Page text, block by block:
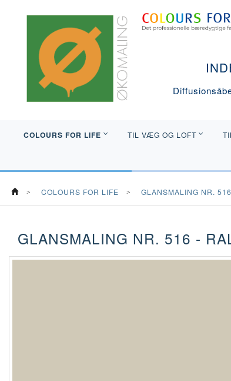
COLOURS FOR LIFE TIL VÆG OG LOFT
COLOURS FOR LIFE GLANSMALING NR. 516
GLANSMALING NR. 516 -